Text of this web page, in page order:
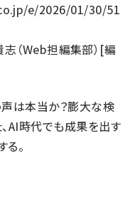
e/2026/01/30/51
（Web担編集部）[編
声は本当か？膨大な検
AI時代でも成果を出す
。